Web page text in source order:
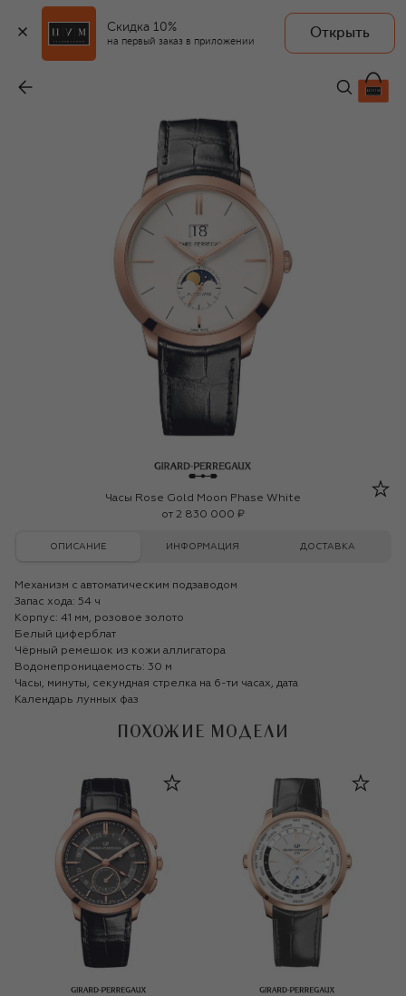
Скидка 10%
на первый заказ в приложении
Открыть
2 830 000 ₽
Girard-Perregaux
Часы Rose Gold Moon Phase White
от 2 830 000 ₽
ОПИСАНИЕ ИНФОРМАЦИЯ ДОСТАВКА
Механизм с автоматическим подзаводом
Запас хода: 54 ч
Корпус: 41 мм, розовое золото
Белый циферблат
Чёрный ремешок из кожи аллигатора
Водонепроницаемость: 30 м
Часы, минуты, секундная стрелка на 6-ти часах, дата
Календарь лунных фаз
ПОХОЖИЕ МОДЕЛИ